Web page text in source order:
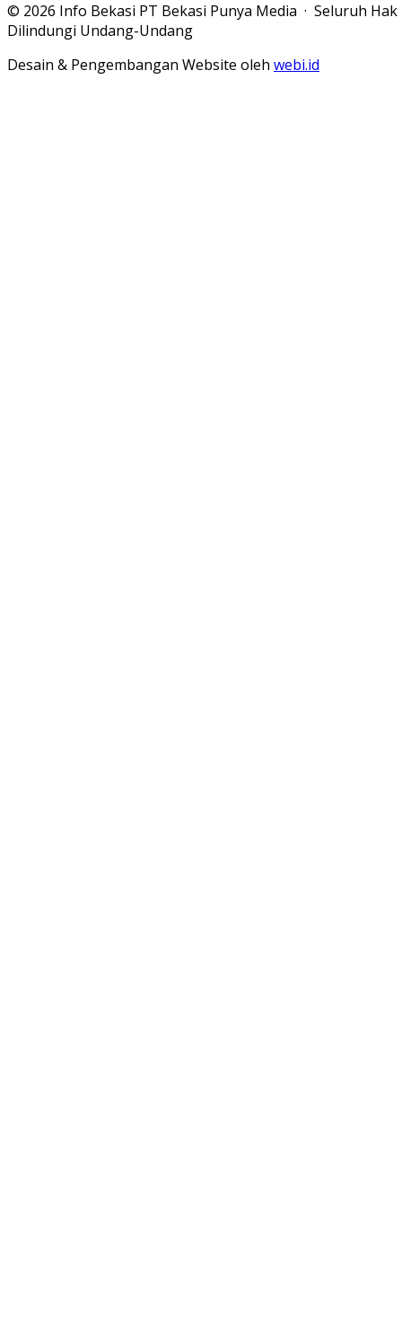
© 2026 Info Bekasi PT Bekasi Punya Media · Seluruh Hak
Dilindungi Undang-Undang
Desain & Pengembangan Website oleh webi.id